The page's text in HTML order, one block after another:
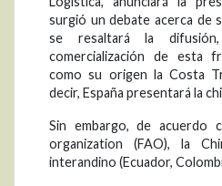
surgió un debate acerca de
se resaltará la
comercialización de esta
como su origen la Costa
decir, España presentará la
Sin embargo, de acuerdo
organization (FAO), la
interandino (Ecuador,